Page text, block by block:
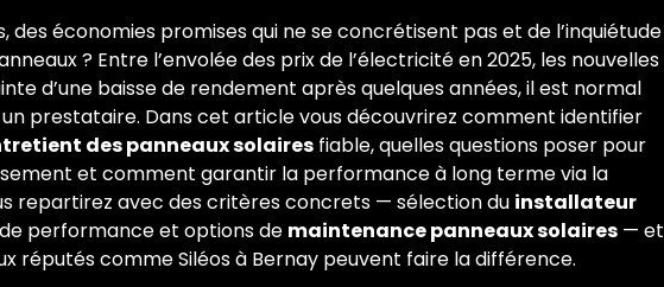
des économies promises qui ne se concrétisent pas et de l’inquiétude
? Entre l’envolée des prix de l’électricité en 2025, les nouvelles
d’une baisse de rendement après quelques années, il est normal
prestataire. Dans cet article vous découvrirez comment identifier
des panneaux solaires fiable, quelles questions poser pour
et comment garantir la performance à long terme via la
repartirez avec des critères concrets — sélection du installateur
de performance et options de maintenance panneaux solaires — et
réputés comme Siléos à Bernay peuvent faire la différence.